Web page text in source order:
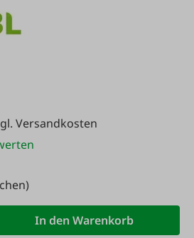
Versandkosten
Gib den gewünschten
In den Warenkorb